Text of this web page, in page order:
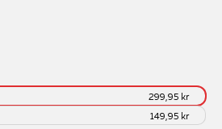
299,95 kr
149,95 kr